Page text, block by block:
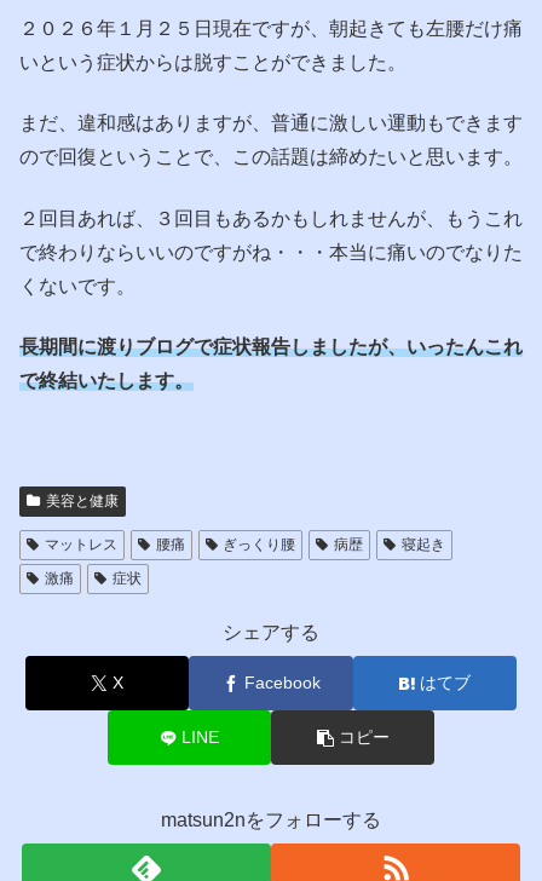
２０２６年１月２５日現在ですが、朝起きても左腰だけ痛
いという症状からは脱すことができました。
まだ、違和感はありますが、普通に激しい運動もできます
ので回復ということで、この話題は締めたいと思います。
２回目あれば、３回目もあるかもしれませんが、もうこれ
で終わりならいいのですがね・・・本当に痛いのでなりた
くないです。
長期間に渡りブログで症状報告しましたが、いったんこれ
で終結いたします。
美容と健康
マットレス 腰痛 ぎっくり腰 病歴
寝起き
激痛
症状
シェアする
X Facebook はてブ
LINE コピー
matsun2nをフォローする